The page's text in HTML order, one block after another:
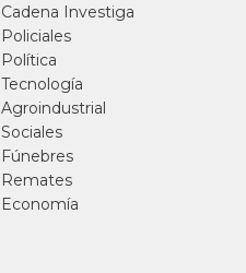
Cadena Investiga
Policiales
Política
Tecnología
Agroindustrial
Sociales
Fúnebres
Remates
Economía